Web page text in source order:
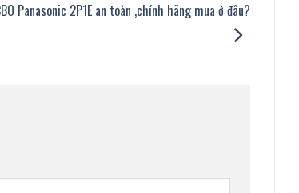
Panasonic 2P1E an toàn ,chính hãng mua ở đâu?